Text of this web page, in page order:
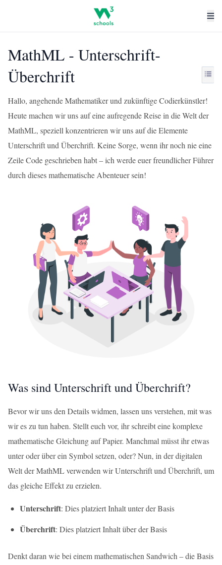
MathML - Unterschrift-
Überchrift
Hallo, angehende Mathematiker und zukünftige Codierkünstler!
Heute machen wir uns auf eine aufregende Reise in die Welt der
MathML, speziell konzentrieren wir uns auf die Elemente
Unterschrift und Überchrift. Keine Sorge, wenn ihr noch nie eine
Zeile Code geschrieben habt – ich werde euer freundlicher Führer
durch dieses mathematische Abenteuer sein!
Was sind Unterschrift und Überchrift?
Bevor wir uns den Details widmen, lassen uns verstehen, mit was
wir es zu tun haben. Stellt euch vor, ihr schreibt eine komplexe
mathematische Gleichung auf Papier. Manchmal müsst ihr etwas
unter oder über ein Symbol setzen, oder? Nun, in der digitalen
Welt der MathML verwenden wir Unterschrift und Überchrift, um
das gleiche Effekt zu erzielen.
Unterschrift: Dies platziert Inhalt unter der Basis
Überchrift: Dies platziert Inhalt über der Basis
Denkt daran wie bei einem mathematischen Sandwich – die Basis